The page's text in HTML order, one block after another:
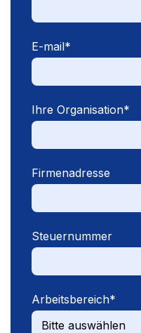
E-mail*
Ihre Organisation*
Firmenadresse
Steuernummer
Arbeitsbereich*